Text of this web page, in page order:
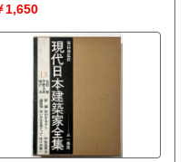
1,650